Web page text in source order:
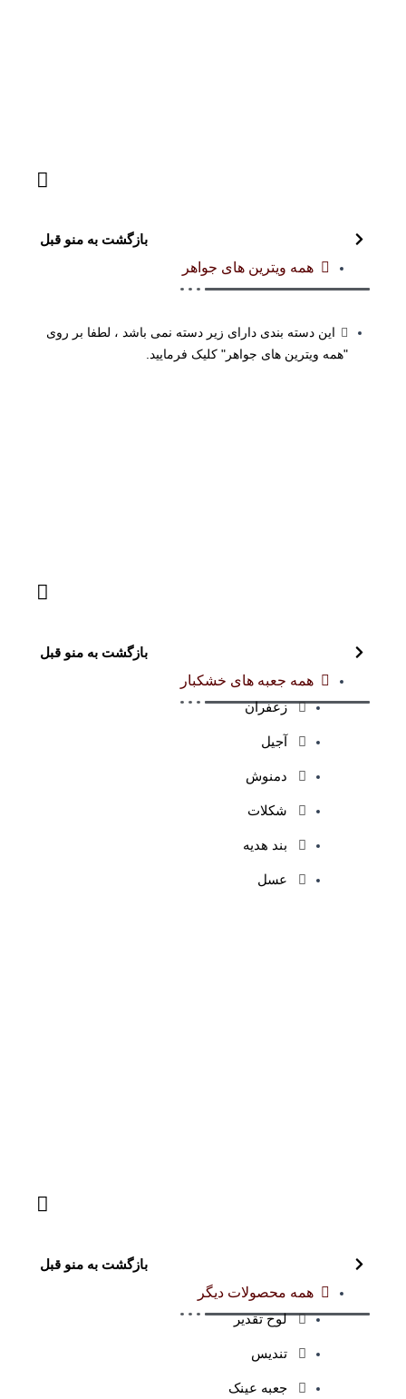
بازگشت به منو قبل
همه ویترین های جواهر
این دسته بندی دارای زیر دسته نمی باشد ، لطفا بر روی
"همه ویترین های جواهر" کلیک فرمایید.
بازگشت به منو قبل
همه جعبه های خشکبار
زعفران
آجیل
دمنوش
شکلات
بند هدیه
عسل
بازگشت به منو قبل
همه محصولات دیگر
لوح تقدیر
تندیس
جعبه عینک